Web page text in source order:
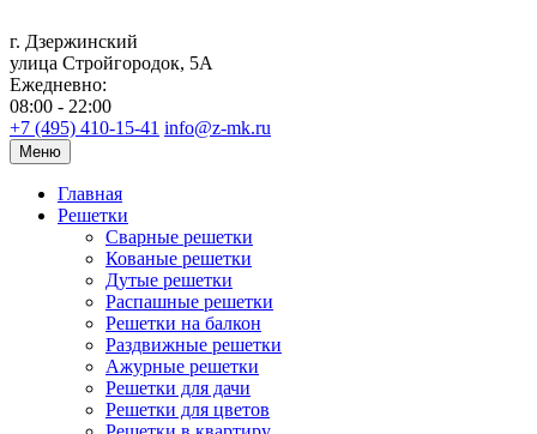
г. Дзержинский
улица Стройгородок, 5А
Ежедневно:
08:00 - 22:00
+7 (495) 410-15-41 info@z-mk.ru
Меню
Главная
Решетки
Сварные решетки
Кованые решетки
Дутые решетки
Распашные решетки
Решетки на балкон
Раздвижные решетки
Ажурные решетки
Решетки для дачи
Решетки для цветов